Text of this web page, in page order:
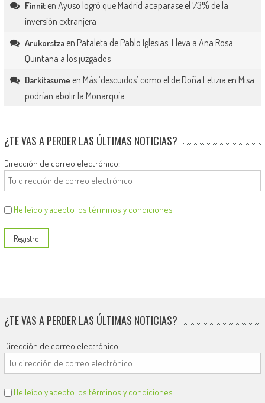
Finniten Ayuso logró que Madrid acaparase el 73% de la
inversión extranjera
Arukorstzaen Pataleta de Pablo Iglesias: Lleva a Ana Rosa
Quintana a los juzgados
Darkitasume en Más ‘descuidos’ como el de Doña Letizia en Misa
podrían abolir la Monarquía
¿TE VAS A PERDER LAS ÚLTIMAS NOTICIAS?
Dirección de correo electrónico:
He leído y acepto los términos y condiciones
¿TE VAS A PERDER LAS ÚLTIMAS NOTICIAS?
Dirección de correo electrónico:
He leído y acepto los términos y condiciones